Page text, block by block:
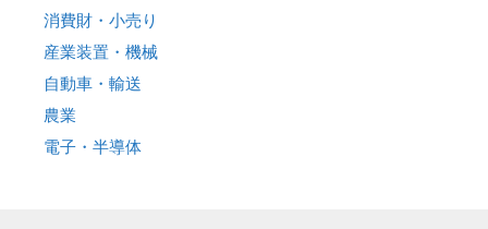
消費財・小売り
産業装置・機械
自動車・輸送
農業
電子・半導体